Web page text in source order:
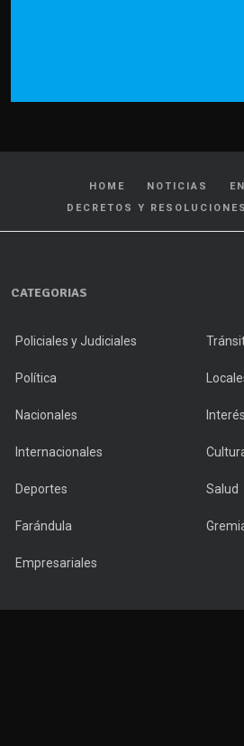
HOME NOTICIAS
DECRETOS Y RESOLUCIONES
CATEGORIAS
Policiales y Judiciales
Política
Nacionales
Internacionales
Deportes Salud
Farándula
Empresariales